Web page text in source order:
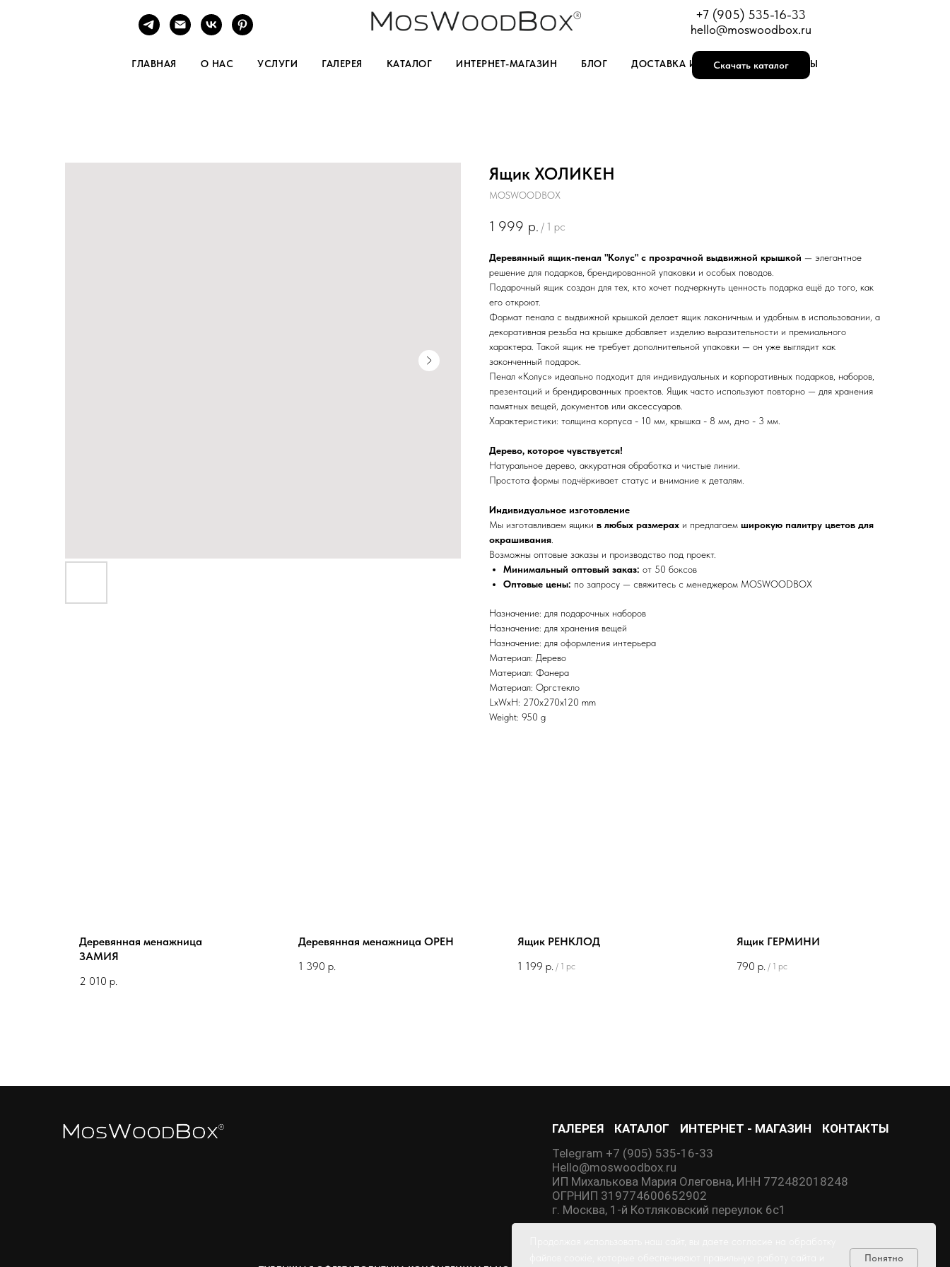
+7 (905) 535-16-33
hello@moswoodbox.ru
Скачать каталог
ГЛАВНАЯ О НАС УСЛУГИ ГАЛЕРЕЯ КАТАЛОГ ИНТЕРНЕТ-МАГАЗИН БЛОГ ДОСТАВКА И ОПЛАТА КОНТАКТЫ
Ящик ХОЛИКЕН
MOSWOODBOX
1 999 р. / 1 pc
Деревянный ящик-пенал "Колус" с прозрачной выдвижной крышкой — элегантное
решение для подарков, брендированной упаковки и особых поводов.
Подарочный ящик создан для тех, кто хочет подчеркнуть ценность подарка ещё до того, как
его откроют.
Формат пенала с выдвижной крышкой делает ящик лаконичным и удобным в использовании, а
декоративная резьба на крышке добавляет изделию выразительности и премиального
характера. Такой ящик не требует дополнительной упаковки — он уже выглядит как
законченный подарок.
Пенал «Колус» идеально подходит для индивидуальных и корпоративных подарков, наборов,
презентаций и брендированных проектов. Ящик часто используют повторно — для хранения
памятных вещей, документов или аксессуаров.
Характеристики: толщина корпуса - 10 мм, крышка - 8 мм, дно - 3 мм.
Дерево, которое чувствуется!
Натуральное дерево, аккуратная обработка и чистые линии.
Простота формы подчёркивает статус и внимание к деталям.
Индивидуальное изготовление
Мы изготавливаем ящики в любых размерах и предлагаем широкую палитру цветов для
окрашивания
Возможны оптовые заказы и производство под проект.
Минимальный оптовый заказ: от 50 боксов
Оптовые цены: по запросу — свяжитесь с менеджером MOSWOODBOX
Назначение: для подарочных наборов
Назначение: для хранения вещей
Назначение: для оформления интерьера
Материал: Дерево
Материал: Фанера
Материал: Оргстекло
LxWxH: 270x270x120 mm
Weight: 950 g
Деревянная менажница
ЗАМИЯ
2 010 р.
Деревянная менажница ОРЕН
1 390 р.
Ящик РЕНКЛОД
1 199 р. / 1 pc
Ящик ГЕРМИНИ
790 р. / 1 pc
Понятно
ГАЛЕРЕЯ КАТАЛОГ ИНТЕРНЕТ - МАГАЗИН
КОНТАКТЫ
Telegram +7 (905) 535-16-33
Hello@moswoodbox.ru
ИП Михалькова Мария Олеговна, ИНН 772482018248
ОГРНИП 319774600652902
г. Москва, 1-й Котляковский переулок 6с1